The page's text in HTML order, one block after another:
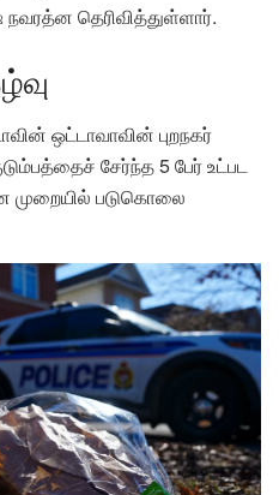
தெரிவித்துள்ளார்.
ஒட்டாவாவின் புறநகர்
சேர்ந்த 5 பேர் உட்பட
முறையில் படுகொலை